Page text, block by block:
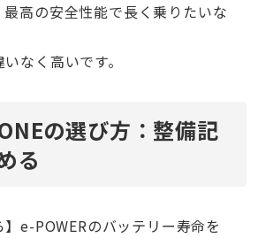
高の安全性能で長く乗りたいな
なく高いです。
の選び方：整備記
る
】e-POWERのバッテリー寿命を